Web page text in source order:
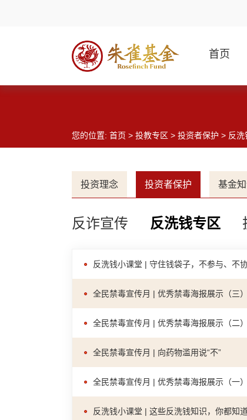
首页
您的位置: 首页 > 投教专区 > 投资者保护 > 反洗
投资理念 投资者保护 基金
反诈宣传 反洗钱专区
反洗钱小课堂 | 守住钱袋子，不参与、不
全民禁毒宣传月 | 优秀禁毒海报展示（三）
全民禁毒宣传月 | 优秀禁毒海报展示（二）
全民禁毒宣传月 | 向药物滥用说“不”
全民禁毒宣传月 | 优秀禁毒海报展示（一）
反洗钱小课堂 | 这些反洗钱知识，你都知道